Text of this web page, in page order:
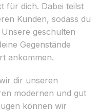
für dich. Dabei teilst
Kunden, sodass du
geschulten
Gegenstände
ankommen.
dir unseren
modernen und gut
können wir